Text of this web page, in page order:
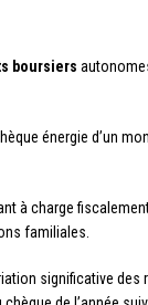
boursiers
énergie d’un
à charge
familiales.
significative